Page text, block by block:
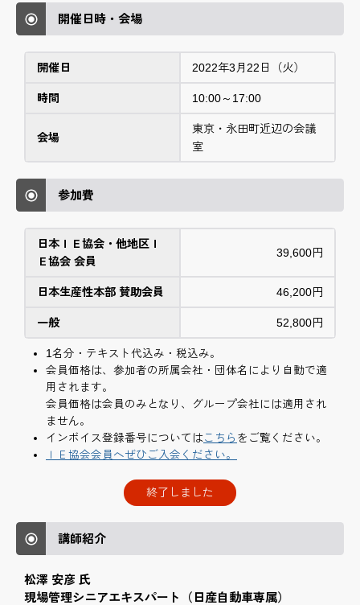
開催日時・会場
開催日 2022年3月22日（火）
時間 10:00～17:00
会場
東京・永田町近辺の会議
室
参加費
日本ＩＥ協会・他地区Ｉ
Ｅ協会 会員
39,600円
日本生産性本部 賛助会員 46,200円
一般 52,800円
1名分・テキスト代込み・税込み。
会員価格は、参加者の所属会社・団体名により自動で適
用されます。
会員価格は会員のみとなり、グループ会社には適用され
ません。
インボイス登録番号についてはこちら をご覧ください。
ＩＥ協会会員へぜひご入会ください。
終了しました
講師紹介
松澤 安彦 氏
現場管理シニアエキスパート（日産自動車専属）